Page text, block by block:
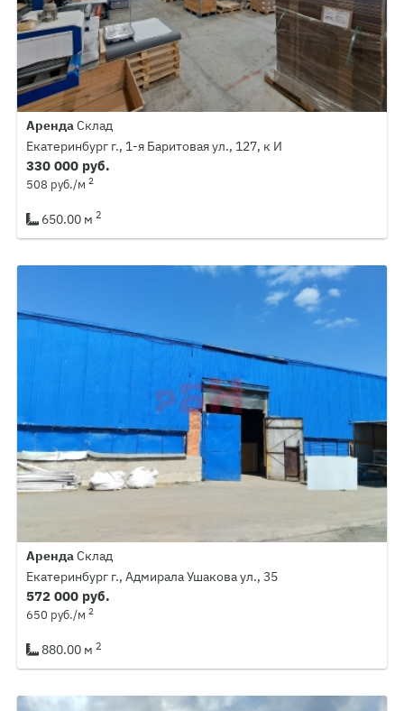
Аренда Склад
Екатеринбург г., 1-я Баритовая ул., 127, к И
330 000 руб.
508 руб./м 2
650.00 м 2
АрендаСклад
Екатеринбург г., Адмирала Ушакова ул., 35
572 000 руб.
650 руб./м 2
880.00 м 2